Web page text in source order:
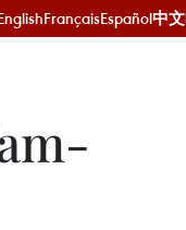
FrançaisEspañol中文